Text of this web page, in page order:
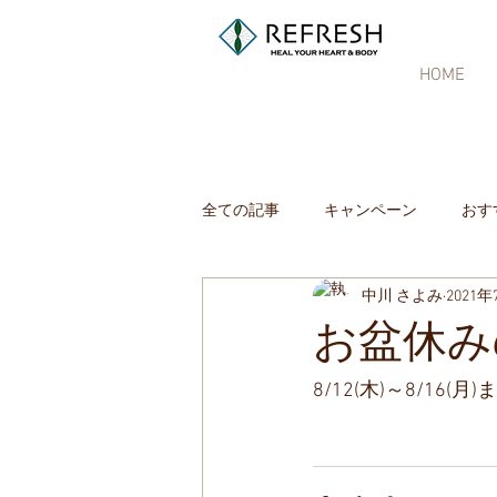
HOME
全ての記事 キャンペーン おす
お盆休
中川 さよみ 2021
8/12(木)～8/16(月)